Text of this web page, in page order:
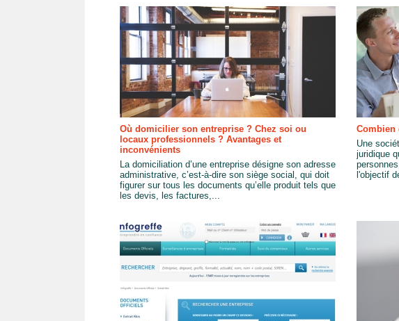
Où domicilier son entreprise ? Chez soi ou
locaux professionnels ? Avantages et
inconvénients
La domiciliation d’une entreprise désigne son adresse
administrative, c’est-à-dire son siège social, qui doit
figurer sur tous les documents qu’elle produit tels que
les devis, les factures,...
Combien
Une
juridique
l'objectif